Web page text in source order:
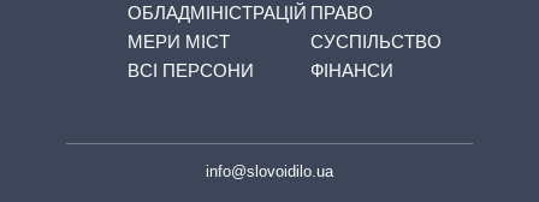
ОБЛАДМІНІСТРАЦІЙ
МЕРИ МІСТ
ВСІ ПЕРСОНИ
ПРАВО
СУСПІЛЬСТВО
ФІНАНСИ
info@slovoidilo.ua